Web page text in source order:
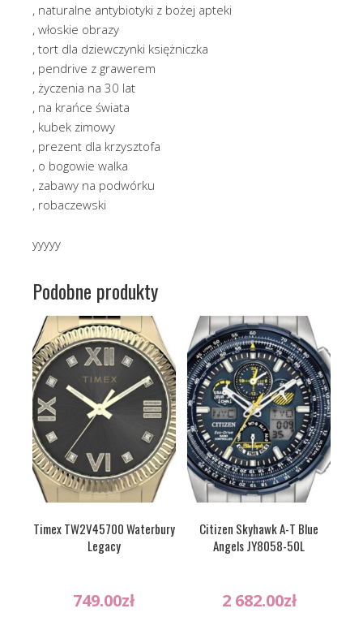
, naturalne antybiotyki z bożej apteki
, włoskie obrazy
, tort dla dziewczynki księżniczka
, pendrive z grawerem
, życzenia na 30 lat
, na krańce świata
, kubek zimowy
, prezent dla krzysztofa
, o bogowie walka
, zabawy na podwórku
, robaczewski
yyyyy
Podobne produkty
Timex TW2V45700 Waterbury
Legacy
749.00zł
Citizen Skyhawk A-T Blue
Angels JY8058-50L
2 682.00zł